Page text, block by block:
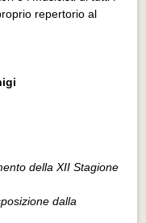
repertorio al
della XII Stagione
dalla